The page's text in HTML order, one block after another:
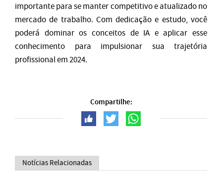
importante para se manter competitivo e atualizado no
mercado de trabalho. Com dedicação e estudo, você
poderá dominar os conceitos de IA e aplicar esse
conhecimento para impulsionar sua trajetória
profissional em 2024.
Compartilhe:
Notícias Relacionadas